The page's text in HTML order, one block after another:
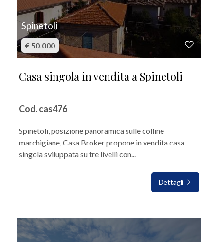
Spinetoli
€ 50.000
Casa singola in vendita a Spinetoli
Cod. cas476
Spinetoli, posizione panoramica sulle colline
marchigiane, Casa Broker propone in vendita casa
singola sviluppata su tre livelli con...
Dettagli